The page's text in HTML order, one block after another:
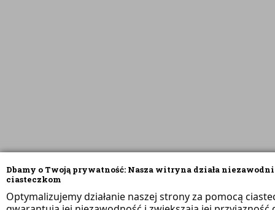
Dbamy o Twoją prywatność: Nasza witryna działa
ciasteczkom
Optymalizujemy działanie naszej strony za pomocą